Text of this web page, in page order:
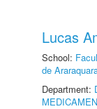
Lucas
School:
de
Department: